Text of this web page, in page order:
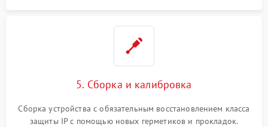
5. Сборка и калибровка
Сборка устройства с обязательным восстановлением класса
защиты IP с помощью новых герметиков и прокладок.